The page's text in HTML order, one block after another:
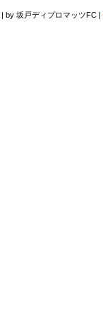
| by 坂戸ディプロマッツFC |